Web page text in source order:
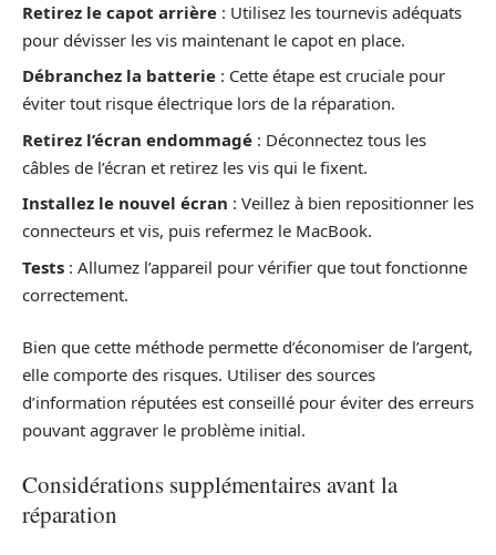
Retirez le capot arrière : Utilisez les tournevis adéquats
pour dévisser les vis maintenant le capot en place.
Débranchez la batterie : Cette étape est cruciale pour
éviter tout risque électrique lors de la réparation.
Retirez l’écran endommagé : Déconnectez tous les
câbles de l’écran et retirez les vis qui le fixent.
Installez le nouvel écran : Veillez à bien repositionner les
connecteurs et vis, puis refermez le MacBook.
Tests : Allumez l’appareil pour vérifier que tout fonctionne
correctement.
Bien que cette méthode permette d’économiser de l’argent,
elle comporte des risques. Utiliser des sources
d’information réputées est conseillé pour éviter des erreurs
pouvant aggraver le problème initial.
Considérations supplémentaires avant la
réparation